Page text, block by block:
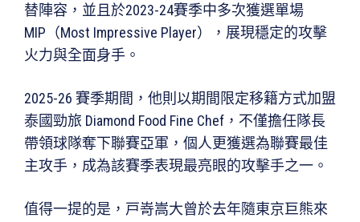
替陣容，並且於2023-24賽季中多次獲選單場
MIP（Most Impressive Player），展現穩定的攻擊
火力與全面身手。
2025-26 賽季期間，他則以期間限定移籍方式加盟
泰國勁旅 Diamond Food Fine Chef，不僅擔任隊長
帶領球隊奪下聯賽亞軍，個人更獲選為聯賽最佳
主攻手，成為該賽季表現最亮眼的攻擊手之一。
值得一提的是，戸嵜嵩大曾於去年隨東京巨熊來